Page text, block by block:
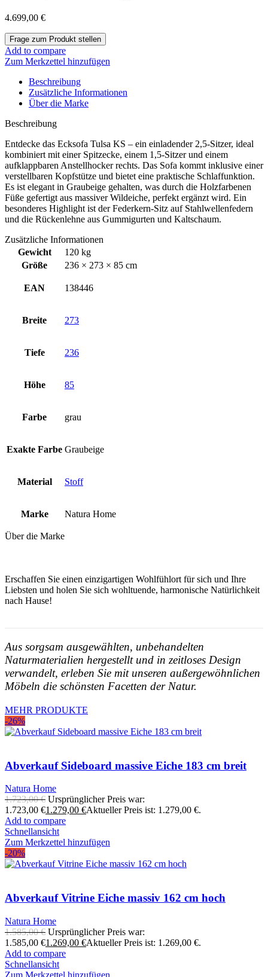
4.699,00 €
Add to compare
Zum Merkzettel hinzufügen
Beschreibung
Zusätzliche Informationen
Über die Marke
Beschreibung
Entdecke das Ecksofa Tulsa KS – ein einladender 2,5-Sitzer, ideal
kombiniert mit einer Spitzecke, einem 1,5-Sitzer und einem
aufklappbaren Anstellhocker rechts. Das Sofa kommt inklusive einer
verstellbaren Kopfstütze und bietet eine praktische Schlaffunktion.
Es ist elegant in Graubeige gehalten, was durch die Holzfarbenen
Füße gefertigt aus massiver Wildeiche, perfekt ergänzt wird. Ein
besonderes Highlight ist der Federkern-Sitz auf Stahlwellenfedern
und die Rückenlehne aus Gummigurten und Kaltschaum.
Zusätzliche Informationen
Gewicht
120 kg
Größe
236 × 273 × 85 cm
EAN 138446
Breite 273
Tiefe 236
Höhe 85
Farbe grau
Exakte Farbe Graubeige
Material Stoff
Marke Natura Home
Über die Marke
Erschaffen Sie einen einzigartigen Wohlfühlort für sich und Ihre
Liebsten und holen Sie sich wohltuende, harmonische Natürlichkeit
nach Hause!
Aus sorgsam ausgewählten, unbehandelten
Naturmaterialien hergestellt und in zeitloses Design
verwandelt, erleben Sie mit unseren außergewöhnlichen
Möbeln die schönsten Facetten der Natur.
MEHR PRODUKTE
-26%
Abverkauf Sideboard massive Eiche 183 cm breit
Natura Home
1.723,00€ Ursprünglicher Preis war:
1.723,00 €1.279,00 €Aktueller Preis ist: 1.279,00 €.
Add to compare
Schnellansicht
Zum Merkzettel hinzufügen
-20%
Abverkauf Vitrine Eiche massiv 162 cm hoch
Natura Home
1.585,00€ Ursprünglicher Preis war:
1.585,00 €1.269,00 €Aktueller Preis ist: 1.269,00 €.
Add to compare
Schnellansicht
Zum Merkzettel hinzufügen